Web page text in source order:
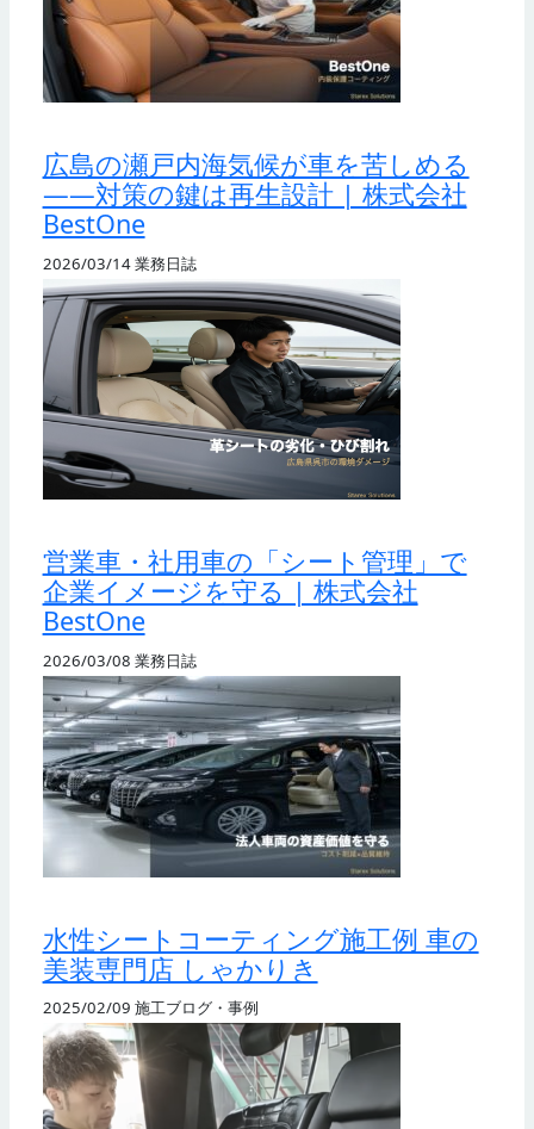
広島の瀬戸内海気候が車を苦しめる
——対策の鍵は再生設計 | 株式会社
BestOne
2026/03/14業務日誌
営業車・社用車の「シート管理」で
企業イメージを守る | 株式会社
BestOne
2026/03/08 業務日誌
水性シートコーティング施工例 車の
美装専門店 しゃかりき
2025/02/09 施工ブログ・事例